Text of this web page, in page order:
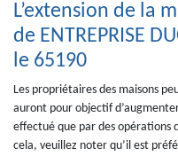
L’extension de la
de ENTREPRISE
le 65190
Les propriétaires des maisons
auront pour objectif
effectué que par des opérations
cela, veuillez noter qu’il est